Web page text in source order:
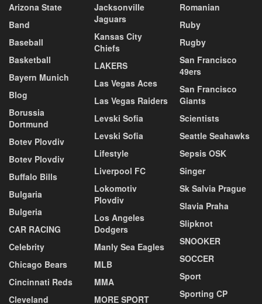
Arizona State
Band
Baseball
Basketball
Bayern Munich
Blog
Borussia
Dortmund
Botev Plovdiv
Botev Plovdiv
Buffalo Bills
Bulgaria
Bulgeria
CAR RACING
Celebrity
Chicago Bears
Cincinnati Reds
Cleveland
Jacksonville
Jaguars
Kansas City
Chiefs
LAKERS
Las Vegas Aces
Las Vegas Raiders
Levski Sofia
Levski Sofia
Lifestyle
Liverpool FC
Lokomotiv
Plovdiv
Los Angeles
Dodgers
Manly Sea Eagles
MLB
MMA
MORE SPORT
Romanian
Ruby
Rugby
San Francisco
49ers
San Francisco
Giants
Scientists
Seattle Seahawks
Sepsis OSK
Singer
Sk Salvia Prague
Slavia Praha
Slipknot
SNOOKER
SOCCER
Sport
Sporting CP